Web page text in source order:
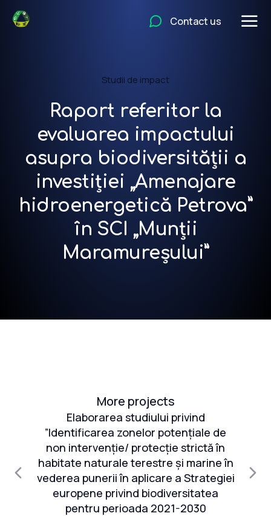
Contact us
Studii de impact
Raport referitor la
evaluarea impactului
asupra biodiversității a
investiției „Amenajare
hidroenergetică Petrova”
în SCI „Munții
Maramureșului”
More projects
Elaborarea studiului privind
”Identificarea zonelor potențiale de
non intervenție/ protecție strictă în
habitate naturale terestre și marine în
vederea punerii în aplicare a Strategiei
europene privind biodiversitatea
pentru perioada 2021-2030